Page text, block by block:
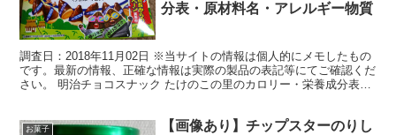
分表・原材料名・アレルギー物質
調査日：2018年11月02日 ※当サイトの情報は個人的にメモしたもの
です。最新の情報、正確な情報は実際の製品の表記等にてご確認くだ
さい。 明治チョコスナック たけのこの里のカロリー・栄養成分表示
お菓子
【画像あり】チップスターのりし